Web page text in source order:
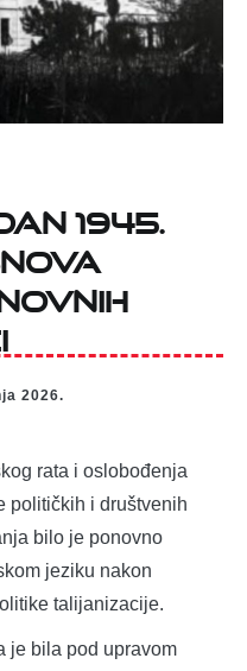
1945.
2026.
rata i oslobođenja
političkih i društvenih
bilo je ponovno
jeziku nakon
talijanizacije.
je bila pod upravom